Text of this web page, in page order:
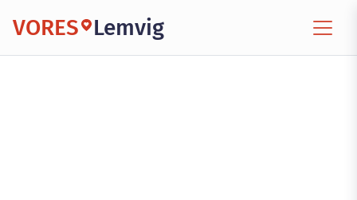
VORES Lemvig